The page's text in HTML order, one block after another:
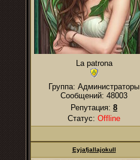
La patrona
Группа: Администраторы
Сообщений: 48003
Репутация: 8
Статус: Offline
Eyjafjallajokull